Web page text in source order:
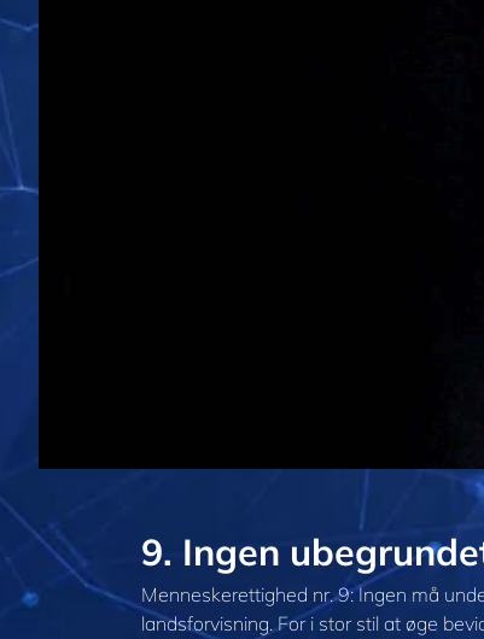
9. Ingen
Menneskerettighed nr. 9: Ingen må
landsforvisning. For i stor stil at øge